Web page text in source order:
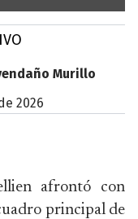
Murillo
2026
afrontó con
principal de